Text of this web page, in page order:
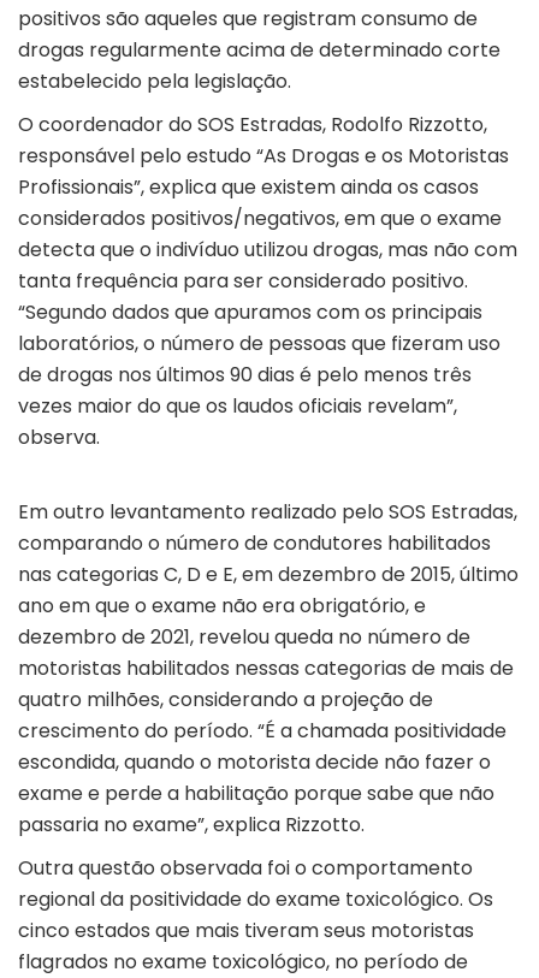
positivos são aqueles que registram consumo de
drogas regularmente acima de determinado corte
estabelecido pela legislação.
O coordenador do SOS Estradas, Rodolfo Rizzotto,
responsável pelo estudo “As Drogas e os Motoristas
Profissionais”, explica que existem ainda os casos
considerados positivos/negativos, em que o exame
detecta que o indivíduo utilizou drogas, mas não com
tanta frequência para ser considerado positivo.
“Segundo dados que apuramos com os principais
laboratórios, o número de pessoas que fizeram uso
de drogas nos últimos 90 dias é pelo menos três
vezes maior do que os laudos oficiais revelam”,
observa.
Em outro levantamento realizado pelo SOS Estradas,
comparando o número de condutores habilitados
nas categorias C, D e E, em dezembro de 2015, último
ano em que o exame não era obrigatório, e
dezembro de 2021, revelou queda no número de
motoristas habilitados nessas categorias de mais de
quatro milhões, considerando a projeção de
crescimento do período. “É a chamada positividade
escondida, quando o motorista decide não fazer o
exame e perde a habilitação porque sabe que não
passaria no exame”, explica Rizzotto.
Outra questão observada foi o comportamento
regional da positividade do exame toxicológico. Os
cinco estados que mais tiveram seus motoristas
flagrados no exame toxicológico, no período de